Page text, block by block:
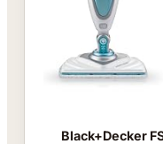
Black+Decker